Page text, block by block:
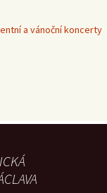
a vánoční koncerty